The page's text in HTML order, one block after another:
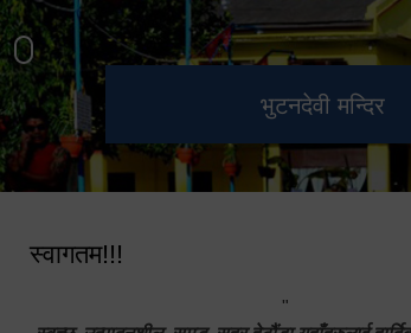
भुटनदेवी मन्दिर
स्मारक
हेटौंडा
कार्यपालिकाको कार्यालय
मनकामना डाँडाबाट
स्वागतम!!!
"